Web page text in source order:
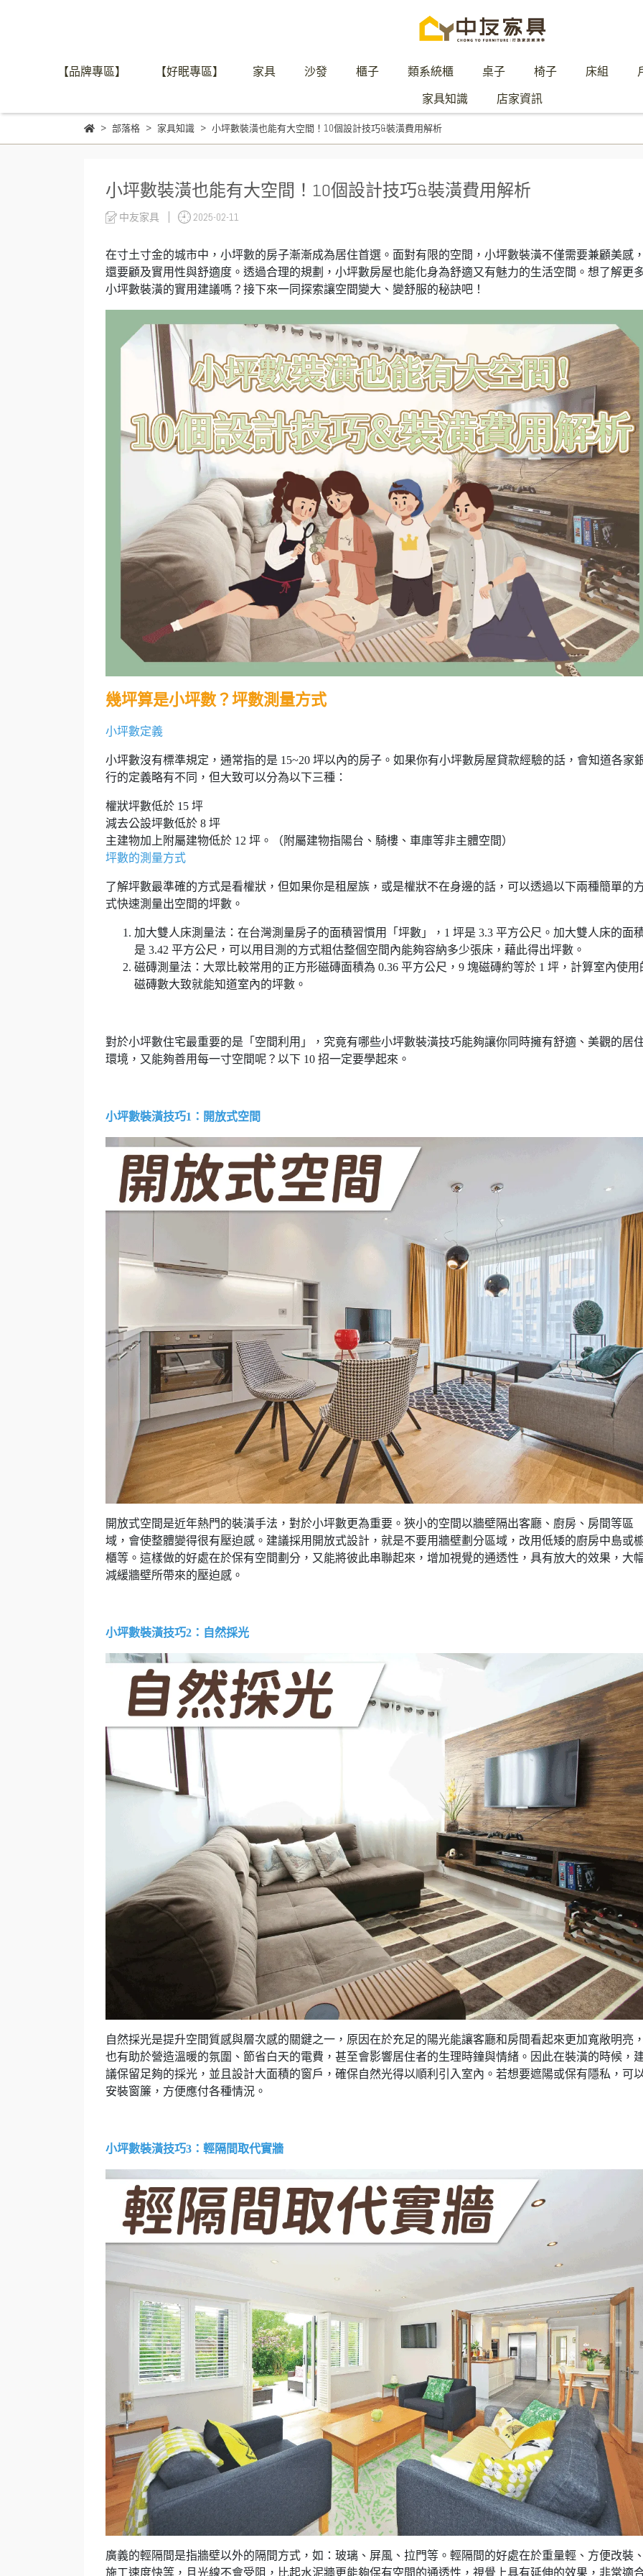
【品牌專區】 【好眠專區】 家具 沙發 櫃子 類系統櫃 桌子 椅子 床組
家具知識
店家資訊
部落格 家具知識 小坪數裝潢也能有大空間！10個設計技巧&裝潢費用解析
小坪數裝潢也能有大空間！10個設計技巧&裝潢費用解析
中友家具 2025-02-11
在寸土寸金的城市中，小坪數的房子漸漸成為居住首選。面對有限的空間，小坪數裝潢不僅需要兼顧美感
還要顧及實用性與舒適度。透過合理的規劃，小坪數房屋也能化身為舒適又有魅力的生活空間。想了解更
小坪數裝潢的實用建議嗎？接下來一同探索讓空間變大、變舒服的秘訣吧！
幾坪算是小坪數？坪數測量方式
小坪數定義
小坪數沒有標準規定，通常指的是 15~20 坪以內的房子。如果你有小坪數房屋貸款經驗的話，會知道各家
行的定義略有不同，但大致可以分為以下三種：
權狀坪數低於 15 坪
減去公設坪數低於 8 坪
主建物加上附屬建物低於 12 坪。（附屬建物指陽台、騎樓、車庫等非主體空間）
坪數的測量方式
了解坪數最準確的方式是看權狀，但如果你是租屋族，或是權狀不在身邊的話，可以透過以下兩種簡單的
式快速測量出空間的坪數。
加大雙人床測量法：在台灣測量房子的面積習慣用「坪數」，1 坪是 3.3 平方公尺。加大雙人床的面
是 3.42 平方公尺，可以用目測的方式粗估整個空間內能夠容納多少張床，藉此得出坪數。
磁磚測量法：大眾比較常用的正方形磁磚面積為 0.36 平方公尺，9 塊磁磚約等於 1 坪，計算室內使用
磁磚數大致就能知道室內的坪數。
對於小坪數住宅最重要的是「空間利用」，究竟有哪些小坪數裝潢技巧能夠讓你同時擁有舒適、美觀的居
環境，又能夠善用每一寸空間呢？以下 10 招一定要學起來。
小坪數裝潢技巧1：開放式空間
開放式空間是近年熱門的裝潢手法，對於小坪數更為重要。狹小的空間以牆壁隔出客廳、廚房、房間等區
域，會使整體變得很有壓迫感。建議採用開放式設計，就是不要用牆壁劃分區域，改用低矮的廚房中島或
櫃等。這樣做的好處在於保有空間劃分，又能將彼此串聯起來，增加視覺的通透性，具有放大的效果，大
減緩牆壁所帶來的壓迫感。
小坪數裝潢技巧2：自然採光
自然採光是提升空間質感與層次感的關鍵之一，原因在於充足的陽光能讓客廳和房間看起來更加寬敞明亮
也有助於營造溫暖的氛圍、節省白天的電費，甚至會影響居住者的生理時鐘與情緒。因此在裝潢的時候，
議保留足夠的採光，並且設計大面積的窗戶，確保自然光得以順利引入室內。若想要遮陽或保有隱私，可
安裝窗簾，方便應付各種情況。
小坪數裝潢技巧3：輕隔間取代實牆
廣義的輕隔間是指牆壁以外的隔間方式，如：玻璃、屏風、拉門等。輕隔間的好處在於重量輕、方便改裝
施工速度快等，且光線不會受阻，比起水泥牆更能夠保有空間的通透性，視覺上具有延伸的效果，非常適